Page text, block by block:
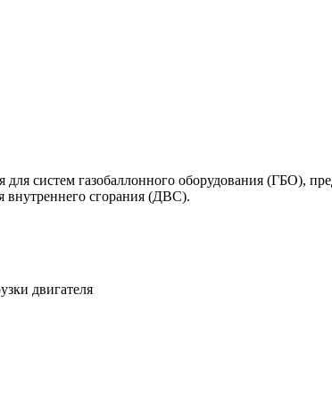
систем газобаллонного оборудования (ГБО),
внутреннего сгорания (ДВС).
двигателя